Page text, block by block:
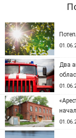
Два